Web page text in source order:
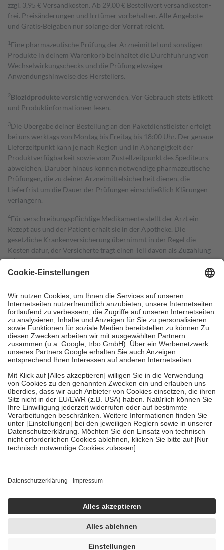
zzgl. 3,95 € Versandkosten. Ab 29,00 € Bestell­wert versand­kosten­
frei. Preisänderungen und Irrtümer vorbehalten. Alle Angebote
und Gratis-Beigaben nur solange der Vorrat reicht.
1 Eine pharmazeutische Prüfung der Arzneimittel und sonstigen
Produkte in deinem Warenkorb beinhaltet die Durchführung von
Wechselwirkungschecks und die Prüfung etwaiger
Anwendungshinweise des Herstellers.
2Biozidproduktevorsichtig verwenden. Vor Gebrauch stets Etikett
und Produktinformationen lesen.
3Die Übergabe deiner Bestellung an den Paketdienstleister erfolgt
bei uns werktags von Montag bis Freitag bis 18:00 Uhr. Der genaue
Lieferzeitpunkt kann je nach Region und in Abhängigkeit der
Produktverfügbarkeit sowie vom Zustellzeitpunkt des Spediteurs
abweichen. Darüber hinaus können notwendige pharmazeutische
Prüfungen, die zu deiner Arzneimittelsicherheit dienen, die
Lieferfrist um die Dauer der Prüfungen einschließlich Klärungen
verlängern.
4Für verschreibungspflichtige Medikamente stellt der Arzt ein
Rezept aus und der Patient erhält sie in der Apotheke. Die
gesetzliche Krankenversicherung übernimmt in der Regel die
Kosten dafür, der Versicherte trägt einen Teil davon als Zuzahlung
mit.
Grundsätzlich leisten Mitglieder Zuzahlungen in Höhe von zehn
höchstens zehn Euro.
Es sind jedoch nie mehr als die tatsächlichen
Kosten der Leistung zu entrichten.
Diese Regeln gelten grundsätzlich auch für Online-Apotheken.
Bei Heilmitteln und häuslicher Krankenpflege beträgt die
Zuzahlung zehn Prozent der Kosten sowie zehn Euro je
Verordnung.
Um das Engagement der Versicherten für ihre eigene Gesundheit zu
stärken und die besondere Stellung der Familie zu unterstützen,
fallenkeine Zuzahlungenan bei:
• Kindern und Jugendlichen bis zum vollendeten 18. Lebensjahr
mit Ausnahme der Fahrkosten
• Untersuchungen zur Vorsorge und Früherkennung, die von der
GKV getragen werden
• empfohlenen Schutzimpfungen
• Harn- und Blutteststreifen
getroffen, um sicherzustellen, dass es sich um echte Bewertungen
https://help.etrusted.com/hc/de/articles/4419944605341
Einige Bilder und Inhalte wurden unter Zuhilfenahme künstlicher